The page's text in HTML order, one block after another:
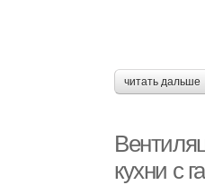
читать дальше
кухни с